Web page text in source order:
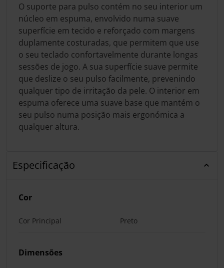
O suporte para pulso contém no seu interior um
núcleo em espuma, envolvido numa suave
superfície em tecido e reforçado com margens
duplamente costuradas, que permitem que use
o seu teclado confortavelmente durante longas
sessões de jogo. A sua superfície suave permite
que deslize o seu pulso facilmente, prevenindo
qualquer tipo de irritação da pele. O interior em
espuma oferece uma suave base que mantém o
seu pulso numa posição mais ergonómica a
qualquer altura.
Especificação
Cor
Cor Principal Preto
Dimensões